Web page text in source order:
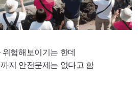
위험해보이기는 한데
지 안전문제는 없다고 함